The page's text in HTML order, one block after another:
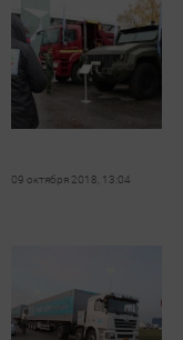
09 октября 2018, 13:04